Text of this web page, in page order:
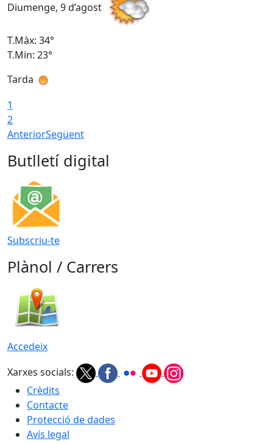
Diumenge, 9 d’agost
T.Màx: 34°
T.Min: 23°
Tarda
1
2
AnteriorSegüent
Butlletí digital
Subscriu-te
Plànol / Carrers
Accedeix
Xarxes socials:
Crèdits
Contacte
Protecció de dades
Avís legal